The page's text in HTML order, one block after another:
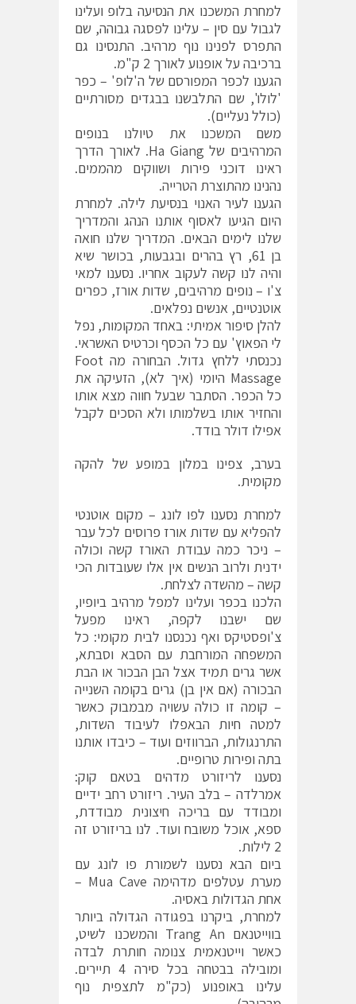
למחרת המשכנו את הנסיעה בלופ ועלינו
לגבול עם סין – עלינו לפסגה גבוהה, שם
התפרס לפנינו נוף מרהיב. התנסינו גם
ברכיבה על אופנוע לאורך 2 ק"מ.
הגענו לכפר המפורסם של ה'לופ' – כפר
'לולו', שם התלבשנו בבגדים מסורתיים
(כולל נעליים).
משם המשכנו את טיולנו בנופים
המרהיבים של Ha Giang. לאורך הדרך
ראינו דוכני פירות ושווקים מהממים.
נהנינו מהתוצרת הטרייה.
הגענו לעיר האנוי בנסיעת לילה. למחרת
היום הגיעו לאסוף אותנו הנהג והמדריך
שלנו לימים הבאים. המדריך שלנו חואה
בן 61, רץ בהרים ובגבעות, בכושר שיא
והיה לנו קשה לעקוב אחריו. נסענו למאי
צ'ו – נופים מרהיבים, שדות אורז, כפרים
אוטנטיים, אנשים נפלאים.
להלן סיפור אמיתי: באחד המקומות, נפל
לי הפאוץ' עם כל הכסף וכרטיס האשראי.
נכנסתי ללחץ גדול. הבחורה מה Foot
Massage היומי (איך לא), הזעיקה את
כל הכפר. הסתבר שבעל חווה מצא אותו
והחזיר אותו בשלמותו ולא הסכים לקבל
אפילו דולר בודד.
בערב, צפינו במלון במופע של להקה
מקומית.
למחרת נסענו לפו לונג – מקום אוטנטי
להפליא עם שדות אורז פרוסים לכל עבר
– ניכר כמה עבודת האורז קשה וכולה
ידנית ולרוב הנשים אין אלו שעובדות הכי
קשה – מהשדה לצלחת.
הלכנו בכפר ועלינו למפל מרהיב ביופיו,
שם ישבנו לקפה, ראינו מפעל
צ'ופסטיקס ואף נכנסנו לבית מקומי: כל
המשפחה המורחבת עם הסבא וסבתא,
אשר גרים תמיד אצל הבן הבכור או הבת
הבכורה (אם אין בן) גרים בקומה השנייה
– קומה זו כולה עשויה מבמבוק כאשר
למטה חיות הבאפלו לעיבוד השדות,
התרנגולות, הברווזים ועוד – כיבדו אותנו
בתה ופירות טרופיים.
נסענו לריזורט מדהים בטאם קוק:
אמרלדה – בלב העיר. ריזורט רחב ידיים
ומבודד עם בריכה חיצונית מבודדת,
ספא, אוכל משובח ועוד. לנו בריזורט זה
2 לילות.
ביום הבא נסענו לשמורת פו לונג עם
מערת עטלפים מדהימה Mua Cave –
אחת הגדולות באסיה.
למחרת, ביקרנו בפגודה הגדולה ביותר
בווייטנאם Trang An והמשכנו לשיט,
כאשר וייטנאמית צנומה חותרת לבדה
ומובילה בבטחה בכל סירה 4 תיירים.
עלינו באופנוע (כק"מ לתצפית נוף